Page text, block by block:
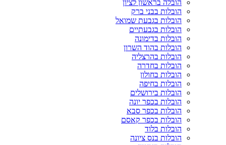
הובלה בראשון לציון
הובלות בבני ברק
הובלות בגבעת שמואל
הובלות בגבעתיים
הובלות בדימונה
הובלות בהוד השרון
הובלות בהרצליה
הובלות בחדרה
הובלות בחולון
הובלות בחיפה
הובלות בירושלים
הובלות בכפר יונה
הובלות בכפר סבא
הובלות בכפר קאסם
הובלות בלוד
הובלות בנס ציונה